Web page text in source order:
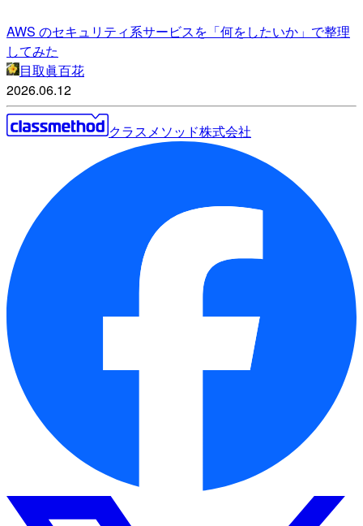
AWS のセキュリティ系サービスを「何をしたいか」で整理
してみた
目取眞百花
2026.06.12
クラスメソッド株式会社